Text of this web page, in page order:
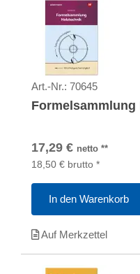
Art.-Nr.: 70645
17,29 € netto **
18,50 € brutto *
In den Warenkorb
Auf Merkzettel